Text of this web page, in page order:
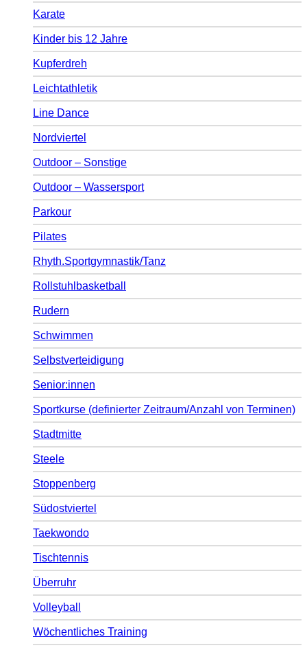
Karate
Kinder bis 12 Jahre
Kupferdreh
Leichtathletik
Line Dance
Nordviertel
Outdoor – Sonstige
Outdoor – Wassersport
Parkour
Pilates
Rhyth.Sportgymnastik/Tanz
Rollstuhlbasketball
Rudern
Schwimmen
Selbstverteidigung
Senior:innen
Sportkurse (definierter Zeitraum/Anzahl von Terminen)
Stadtmitte
Steele
Stoppenberg
Südostviertel
Taekwondo
Tischtennis
Überruhr
Volleyball
Wöchentliches Training